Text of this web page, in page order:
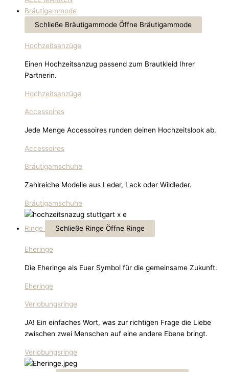
Bräutigammode
Schließe Bräutigammode Öffne Bräutigammode
Hochzeitsanzüge
Einen Hochzeitsanzug passend zum Brautkleid Ihrer
Partnerin.
Hochzeitsanzüge
Accessoires
Jede Menge Accessoires runden deinen Hochzeitslook ab.
Accessoires
Bräutigamschuhe
Zahlreiche Modelle aus Leder, Lack oder Wildleder.
Bräutigamschuhe
Ringe Schließe Ringe Öffne Ringe
Eheringe
Die Eheringe als Euer Symbol für die gemeinsame Zukunft.
Eheringe
Verlobungsringe
JA! Ein einfaches Wort, was zur richtigen Frage die Liebe
zwischen zwei Menschen auf eine andere Ebene bringt.
Verlobungsringe